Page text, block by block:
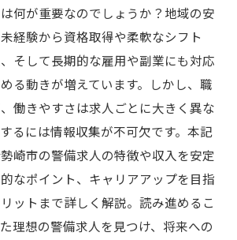
何が重要なのでしょうか？地域の安
経験から資格取得や柔軟なシフト
そして長期的な雇用や副業にも対応
る動きが増えています。しかし、職
働きやすさは求人ごとに大きく異な
るには情報収集が不可欠です。本記
崎市の警備求人の特徴や収入を安定
なポイント、キャリアアップを目指
ットまで詳しく解説。読み進めるこ
理想の警備求人を見つけ、将来への